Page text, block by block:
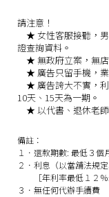
請注意！
★女性客服接聽，
證查詢資料。
★無政府立案，無
★ 廣告只留手機，
★ 廣告誇大不實，
10天、15天為一期。
★以代書、退休老
備註：
１．還款期數: 最低３個
２．利息（以當舖法規
［年利率最低１２％
３．無任何代辦手續費